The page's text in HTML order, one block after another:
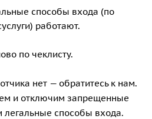
способы входа (по
работают.
по чеклисту.
нет — обратитесь к нам.
и отключим запрещенные
легальные способы входа.